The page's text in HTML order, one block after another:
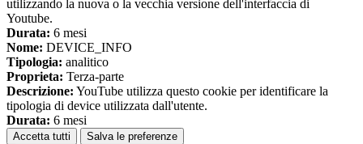
utilizzando la nuova o la vecchia versione dell'interfaccia di
Youtube.
Durata: 6 mesi
Nome: DEVICE_INFO
Tipologia: analitico
Proprieta: Terza-parte
Descrizione: YouTube utilizza questo cookie per identificare la
tipologia di device utilizzata dall'utente.
Durata: 6 mesi
Accetta tutti Salva le preferenze